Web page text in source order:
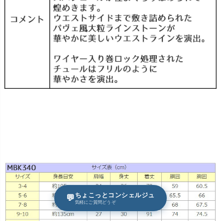
💬 ちょこっとコンシェルジュ
気軽にご質問どうぞ